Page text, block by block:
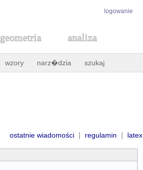
logowanie
geometria analiza
wzory narz�dzia szukaj
ostatnie wiadomości | regulamin | latex